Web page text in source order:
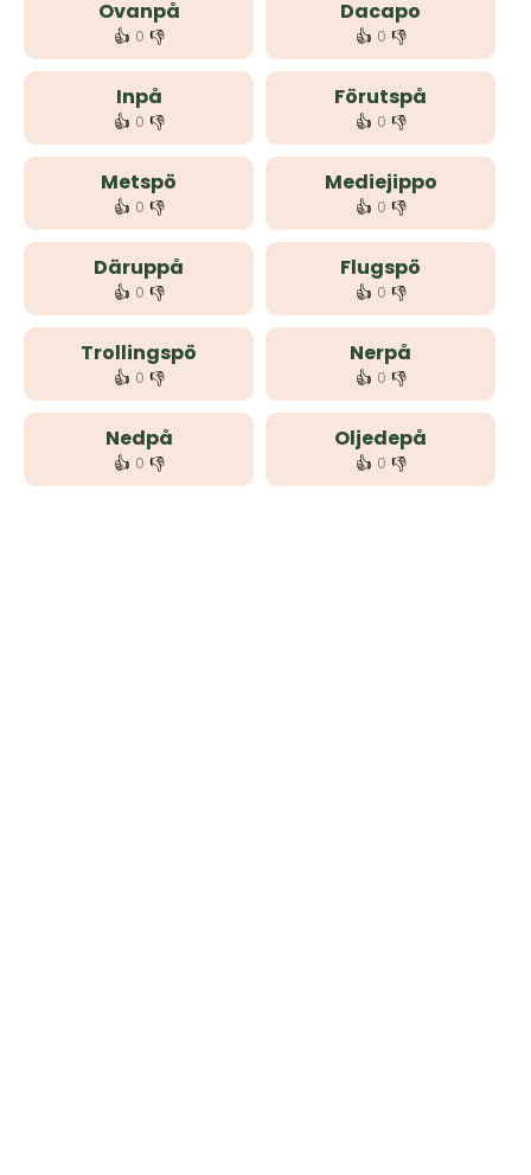
Ovanpå
👍 0 👎
Dacapo
👍 0 👎
Inpå
👍 0 👎
Förutspå
👍 0 👎
Metspö
👍 0 👎
Mediejippo
👍 0 👎
Däruppå
👍 0 👎
Flugspö
👍 0 👎
Trollingspö
👍 0 👎
Nerpå
👍 0 👎
Nedpå
👍 0 👎
Oljedepå
👍 0 👎